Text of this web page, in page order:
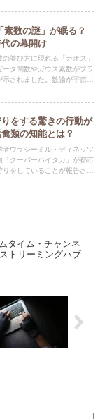
数の謎」が眠る？
の幕開け
並び方に現れる「カオス」
タ関数やガウス素数がブラ
されました。数論が宇宙の
をする驚きの行動が
類の知能とは？
ウラジーミル・ディネッツ
クーパーハイタカ」が都市
をしていることが報告され
タイム・チャンネ
トリーミングハブ